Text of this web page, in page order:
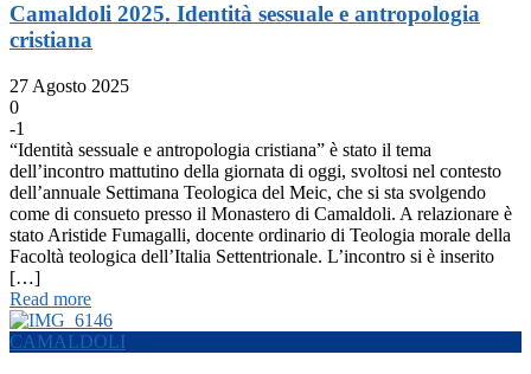
Camaldoli 2025. Identità sessuale e antropologia
cristiana
27 Agosto 2025
0
-1
“Identità sessuale e antropologia cristiana” è stato il tema
dell’incontro mattutino della giornata di oggi, svoltosi nel contesto
dell’annuale Settimana Teologica del Meic, che si sta svolgendo
come di consueto presso il Monastero di Camaldoli. A relazionare è
stato Aristide Fumagalli, docente ordinario di Teologia morale della
Facoltà teologica dell’Italia Settentrionale. L’incontro si è inserito
[…]
Read more
CAMALDOLI